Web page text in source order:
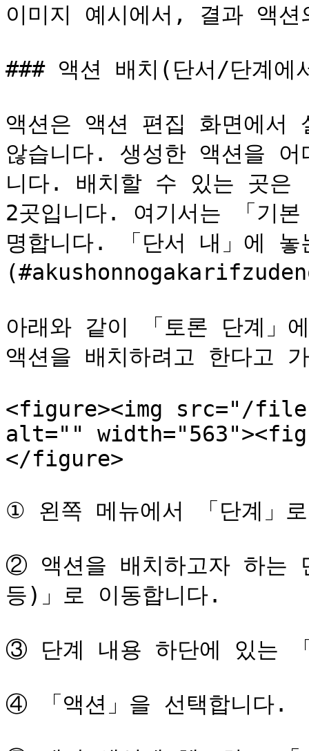
이미지 예시에서, 결과 액
### 액션 배치(단서/단계에
액션은 액션 편집 화면에서
않습니다. 생성한 액션을
니다. 배치할 수 있는 곳은
2곳입니다. 여기서는 「기
명합니다. 「단서 내」에
아래와 같이 「토론 단계」
액션을 배치하려고 한다고
<figure><img src="/files/
alt=""
</figure>
① 왼쪽 메뉴에서 「단계」
② 액션을 배치하고자 하는
등)」로 이동합니다.
③ 단계 내용 하단에 있는
④ 「액션」을 선택합니다.